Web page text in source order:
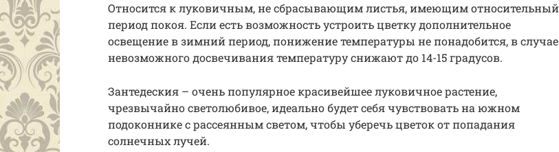
Относится к луковичным, не сбрасывающим листья, имеющим относительный
период покоя. Если есть возможность устроить цветку дополнительное
освещение в зимний период, понижение температуры не понадобится, в случае
невозможного досвечивания температуру снижают до 14-15 градусов.
Зантедеския – очень популярное красивейшее луковичное растение,
чрезвычайно светолюбивое, идеально будет себя чувствовать на южном
подоконнике с рассеянным светом, чтобы уберечь цветок от попадания
солнечных лучей.